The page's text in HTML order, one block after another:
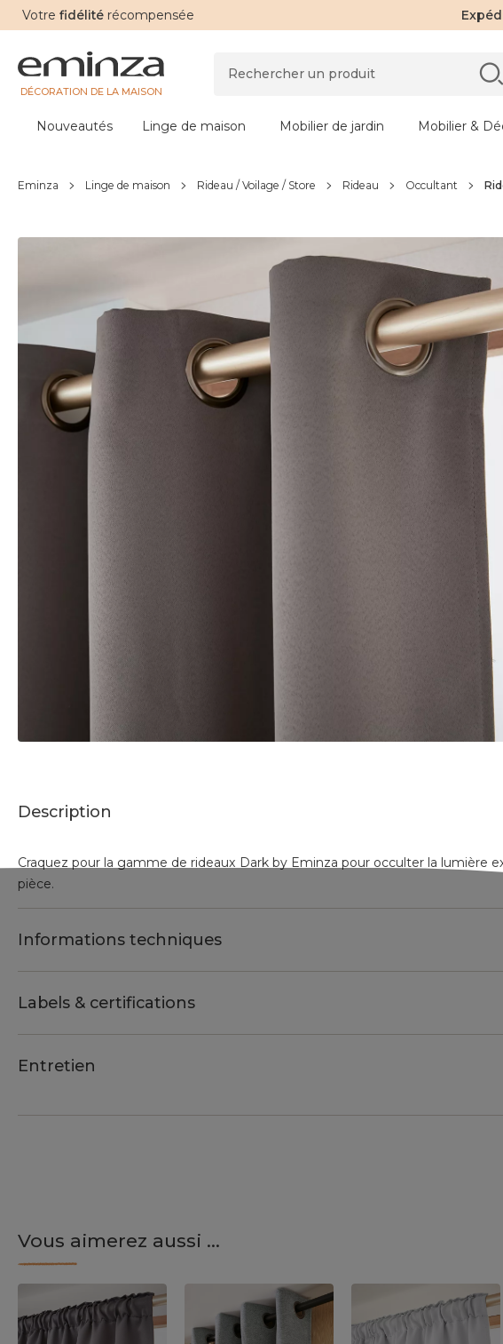
Votre fidélité récompensée
DÉCORATION DE LA MAISON
Nouveautés Linge de maison Mobilier de jardin Mobilier &
Eminza Linge de maison Rideau / Voilage / Store Rideau Occultant
Description
Craquez pour la gamme de rideaux Dark by Eminza pour occulter la lumière
pièce.
Informations techniques
Labels & certifications
Entretien
Vous aimerez aussi ...